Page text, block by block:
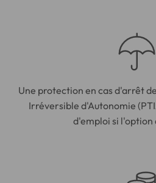
Une protection en cas d'arrêt
Irréversible d'Autonomie
d'emploi si l'option